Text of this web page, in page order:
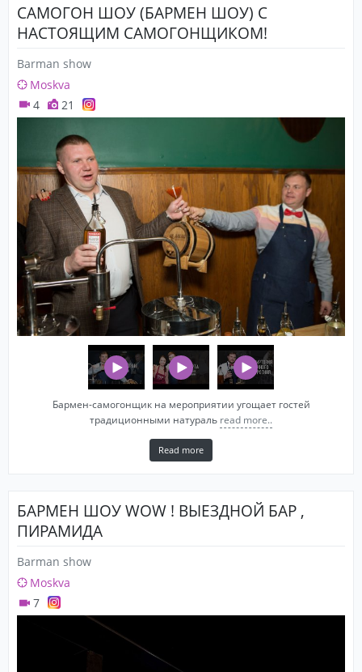
САМОГОН ШОУ (БАРМЕН ШОУ) С
НАСТОЯЩИМ САМОГОНЩИКОМ!
Barman show
Moskva
4
21
Бармен-самогонщик на мероприятии угощает гостей
традиционными натураль read more..
Read more
БАРМЕН ШОУ WOW ! ВЫЕЗДНОЙ БАР ,
ПИРАМИДА
Barman show
Moskva
7